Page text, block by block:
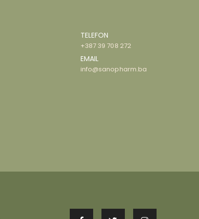
TELEFON
+387 39 708 272
EMAIL
info@sanopharm.ba